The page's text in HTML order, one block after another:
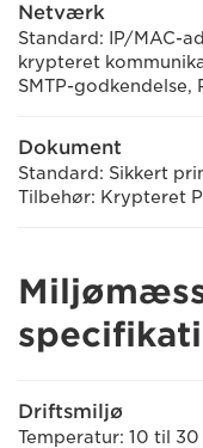
Netværk
Standard: IP/MAC-
krypteret
SMTP-godkendelse,
Dokument
Standard: Sikkert
Tilbehør: Krypteret
Driftsmiljø
Temperatur: 10 til 30